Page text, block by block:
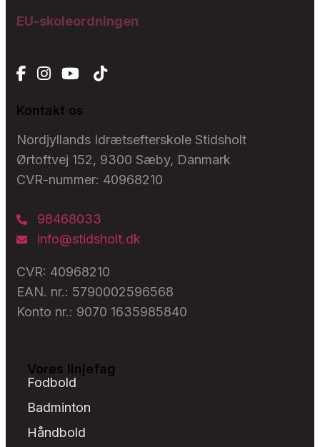
EU-skoleordningen
Kontakt os
Nordjyllands Idrætsefterskole Stidsholt
Ørtoftvej 152, 9300 Sæby, Danmark
CVR-nummer: 40968210
98468033
info@stidsholt.dk
CVR: 40968210
EAN. nr.: 5790002596568
Konto nr.: 9070 1635985840
Vores linjefag
Fodbold
Badminton
Håndbold